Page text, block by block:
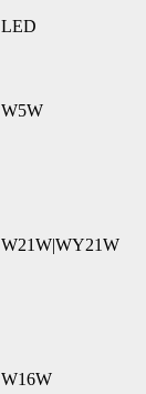
LED
W5W
W21W|WY21W
W16W